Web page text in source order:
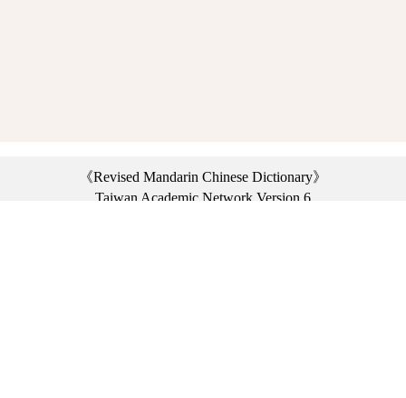
《Revised Mandarin Chinese Dictionary》
Taiwan Academic Network Version 6